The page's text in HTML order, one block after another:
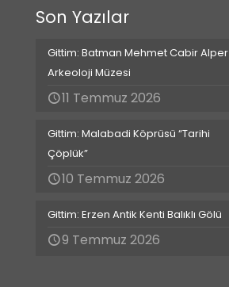
Son Yazılar
Gittim: Batman Mehmet Cabir Alper
Arkeoloji Müzesi
11 Temmuz 2026
Gittim: Malabadi Köprüsü “Tarihi
Çöplük”
10 Temmuz 2026
Gittim: Erzen Antik Kenti Balıklı Gölü
9 Temmuz 2026